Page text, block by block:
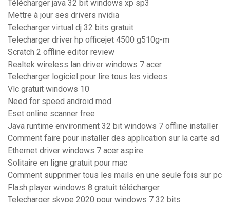
Télécharger java 32 bit windows xp sp3
Mettre à jour ses drivers nvidia
Telecharger virtual dj 32 bits gratuit
Telecharger driver hp officejet 4500 g510g-m
Scratch 2 offline editor review
Realtek wireless lan driver windows 7 acer
Telecharger logiciel pour lire tous les videos
Vlc gratuit windows 10
Need for speed android mod
Eset online scanner free
Java runtime environment 32 bit windows 7 offline installer
Comment faire pour installer des application sur la carte sd
Ethernet driver windows 7 acer aspire
Solitaire en ligne gratuit pour mac
Comment supprimer tous les mails en une seule fois sur pc
Flash player windows 8 gratuit télécharger
Telecharger skype 2020 pour windows 7 32 bits